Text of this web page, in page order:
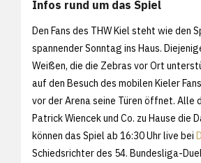
Infos rund um das Spiel
Den Fans des THW Kiel steht wie den
spannender Sonntag ins Haus.
Weißen, die die Zebras vor Ort
auf den Besuch des mobilen Kieler
vor der Arena seine Türen öffnet. Alle
Patrick Wiencek und Co. zu Hause die
können das Spiel ab 16:30 Uhr live bei
Schiedsrichter des 54. Bundesliga-